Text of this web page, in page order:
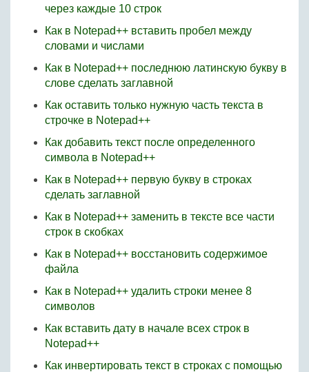
через каждые 10 строк
Как в Notepad++ вставить пробел между
словами и числами
Как в Notepad++ последнюю латинскую букву в
слове сделать заглавной
Как оставить только нужную часть текста в
строчке в Notepad++
Как добавить текст после определенного
символа в Notepad++
Как в Notepad++ первую букву в строках
сделать заглавной
Как в Notepad++ заменить в тексте все части
строк в скобках
Как в Notepad++ восстановить содержимое
файла
Как в Notepad++ удалить строки менее 8
символов
Как вставить дату в начале всех строк в
Notepad++
Как инвертировать текст в строках с помощью